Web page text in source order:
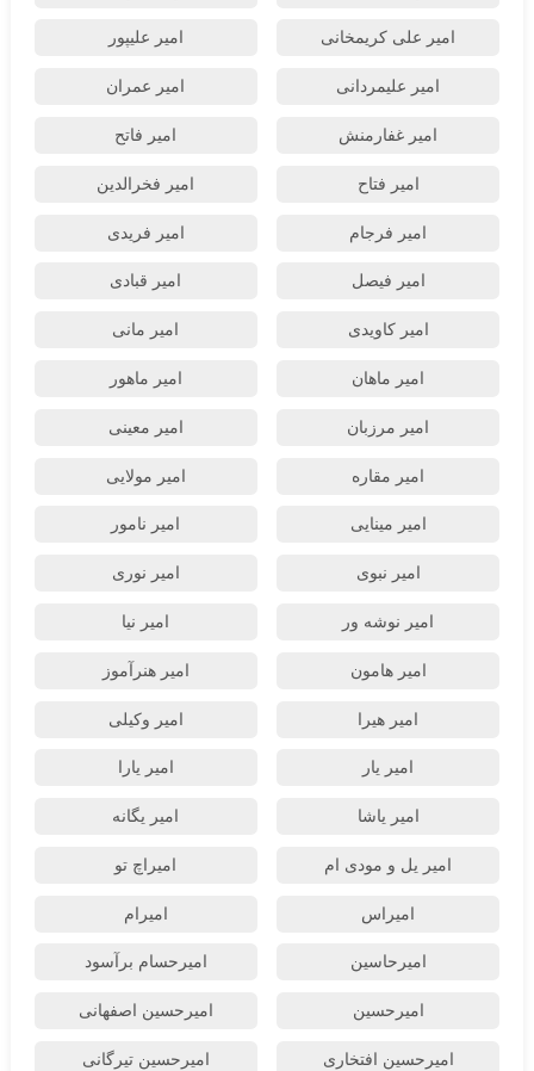
امیر علی کریمخانی امیر علیپور
امیر علیمردانی امیر عمران
امیر غفارمنش امیر فاتح
امیر فتاح امیر فخرالدین
امیر فرجام امیر فریدی
امیر فیصل امیر قبادی
امیر کاویدی امیر مانی
امیر ماهان امیر ماهور
امیر مرزبان امیر معینی
امیر مقاره امیر مولایی
امیر مینایی امیر نامور
امیر نبوی امیر نوری
امیر نوشه ور امیر نیا
امیر هامون امیر هنرآموز
امیر هیرا امیر وکیلی
امیر یار امیر یارا
امیر یاشا امیر یگانه
امیر یل و مودی ام امیراچ تو
امیراس امیرام
امیرحاسین امیرحسام برآسود
امیرحسین امیرحسین اصفهانی
امیرحسین افتخاری امیرحسین تیرگانی